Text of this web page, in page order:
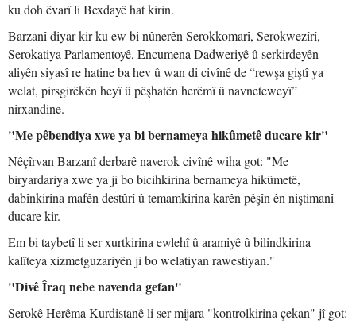
ku doh êvarî li Bexdayê hat kirin.
Barzanî diyar kir ku ew bi nûnerên Serokkomarî, Serokwezîrî,
Serokatiya Parlamentoyê, Encumena Dadweriyê û serkirdeyên
aliyên siyasî re hatine ba hev û wan di civînê de “rewşa giştî ya
welat, pirsgirêkên heyî û pêşhatên herêmî û navneteweyî”
nirxandine.
"Me pêbendiya xwe ya bi bernameya hikûmetê ducare kir"
Nêçîrvan Barzanî derbarê naverok civînê wiha got: "Me
biryardariya xwe ya ji bo bicihkirina bernameya hikûmetê,
dabînkirina mafên destûrî û temamkirina karên pêşîn ên niştimanî
ducare kir.
Em bi taybetî li ser xurtkirina ewlehî û aramiyê û bilindkirina
kalîteya xizmetguzariyên ji bo welatiyan rawestiyan."
"Divê Îraq nebe navenda gefan"
Serokê Herêma Kurdistanê li ser mijara "kontrolkirina çekan" jî got: